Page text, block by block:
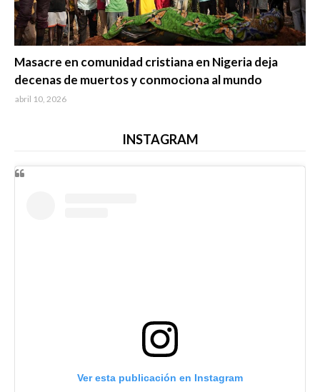
Masacre en comunidad cristiana en Nigeria deja
decenas de muertos y conmociona al mundo
abril 10, 2026
INSTAGRAM
Ver esta publicación en Instagram